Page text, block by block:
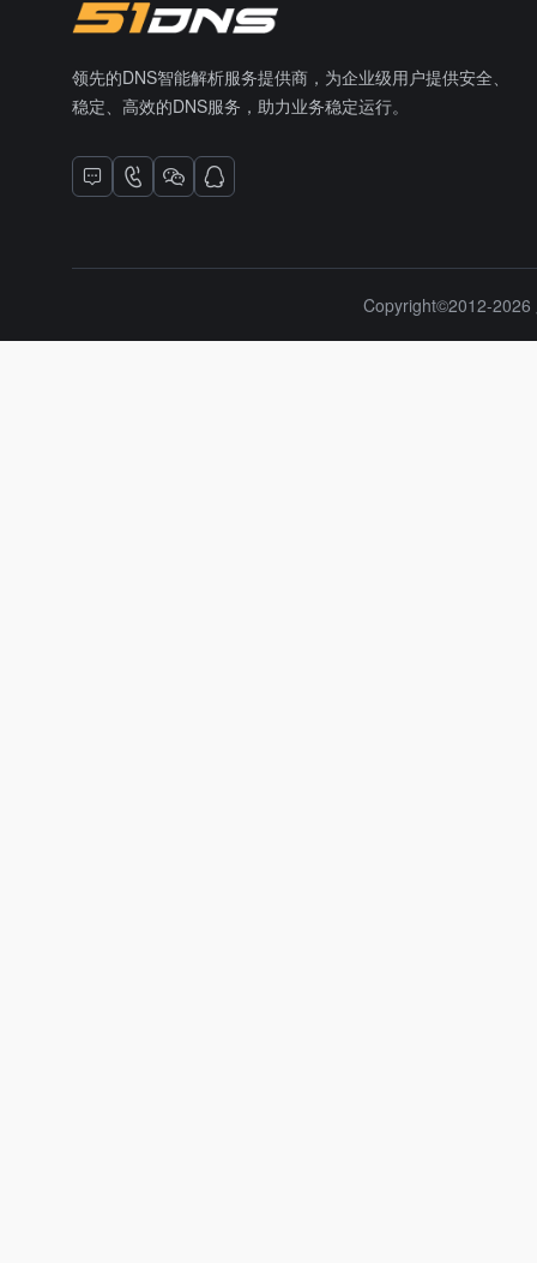
领先的DNS智能解析服务提供商，为企业级用户提供安全、
稳定、高效的DNS服务，助力业务稳定运行。
Copyright©2012-2026